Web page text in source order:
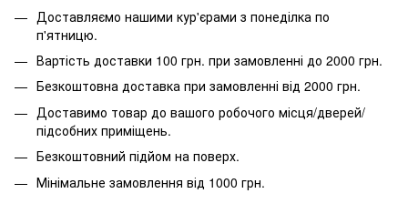
Доставляємо нашими кур'єрами з понеділка по
п'ятницю.
Вартість доставки 100 грн. при замовленні до 2000 грн.
Безкоштовна доставка при замовленні від 2000 грн.
Доставимо товар до вашого робочого місця/дверей/
підсобних приміщень.
Безкоштовний підйом на поверх.
Мінімальне замовлення від 1000 грн.